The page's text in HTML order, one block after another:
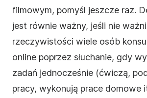
filmowym, pomyśl jeszcze raz.
jest równie ważny, jeśli nie
rzeczywistości wiele osób
online poprzez słuchanie, gdy
zadań jednocześnie (ćwiczą,
pracy, wykonują prace domowe